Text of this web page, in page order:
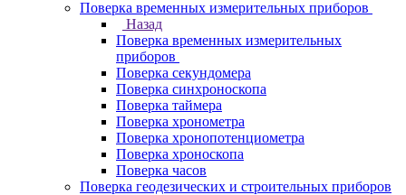
Поверка временных измерительных приборов
Назад
Поверка временных измерительных
приборов
Поверка секундомера
Поверка синхроноскопа
Поверка таймера
Поверка хронометра
Поверка хронопотенциометра
Поверка хроноскопа
Поверка часов
Поверка геодезических и строительных приборов